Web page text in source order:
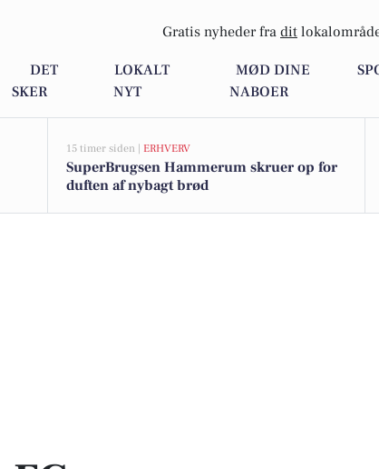
Gratis nyheder fra dit
DET
SKER
LOKALT
NYT
MØD DINE
NABOER
15 timer siden | ERHVERV
SuperBrugsen Hammerum skruer op for
duften af nybagt brød